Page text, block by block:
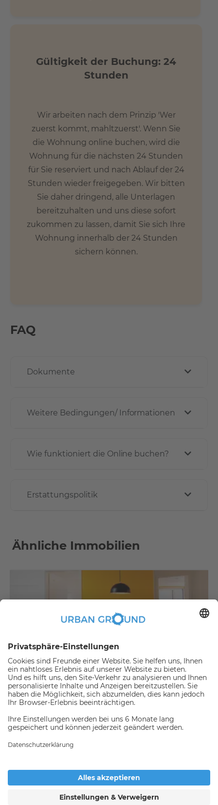
Gültigkeit der Buchung: 24
Stunden
Wir arbeiten nach dem Prinzip 'Wer
zuerst kommt, mahltzuerst'. Wenn Sie
die Wohnung online buchen, wird die
Wohnung für die nächsten 24 Stunden
für Sie reserviert und nach Ablauf der 24
Stunden wieder freigegeben. Wir bitten
Sie daher dringend, alle Unterlagen
bereitzuhalten und uns diese sofort
zukommen zu lassen, damit Sie sich Ihre
Wohnung innerhalb der 24 Stunden
sichern können.
FAQ
Dokumente
Weitere Bedingungen/ Informationen
Wie funktioniert die Online buchen?
Erstattungspolitik
Ähnliche Immobilien
€479,00 per month
Bezirk Treptow-Köpenick:Bezirk Treptow-Köpenick
10.2m 2 | WG zimmer | Voll möbliert
Apartment Online gebucht,
Verfügbar